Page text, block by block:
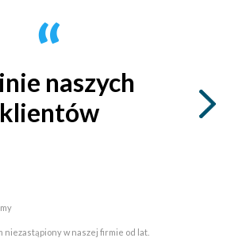
naszych
klientów
niezastąpiony w naszej firmie od lat.